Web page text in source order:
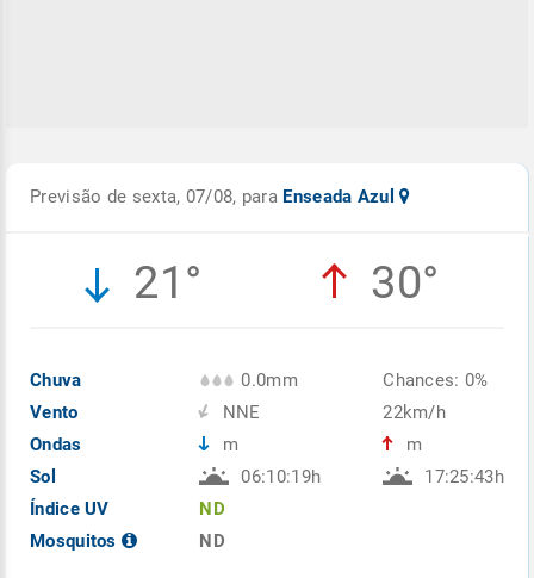
Previsão de sexta, 07/08, para Enseada Azul
21° 30°
Chuva
Vento
Ondas
Sol
Índice UV
Mosquitos
0.0mm
NNE
m
06:10:19h
ND
ND
Chances: 0%
22km/h
m
17:25:43h